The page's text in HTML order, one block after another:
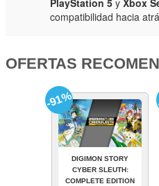
compatibilidad hacia
OFERTAS
DIGIMON STORY
CYBER SLEUTH:
COMPLETE EDITION
-91%